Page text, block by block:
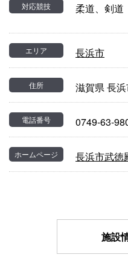
対応競技 柔道、剣道
エリア 長浜市
住所 滋賀県 長
電話番号 0749-63-
ホームページ 長浜市武徳
施設